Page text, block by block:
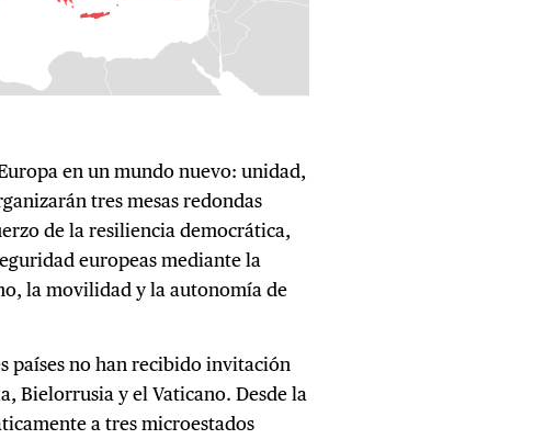
en un mundo nuevo: unidad,
tres mesas redondas
de la resiliencia democrática,
europeas mediante la
la movilidad y la autonomía de
países no han recibido invitación
Bielorrusia y el Vaticano. Desde la
a tres microestados